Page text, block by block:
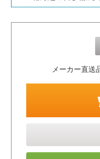
メーカー直送